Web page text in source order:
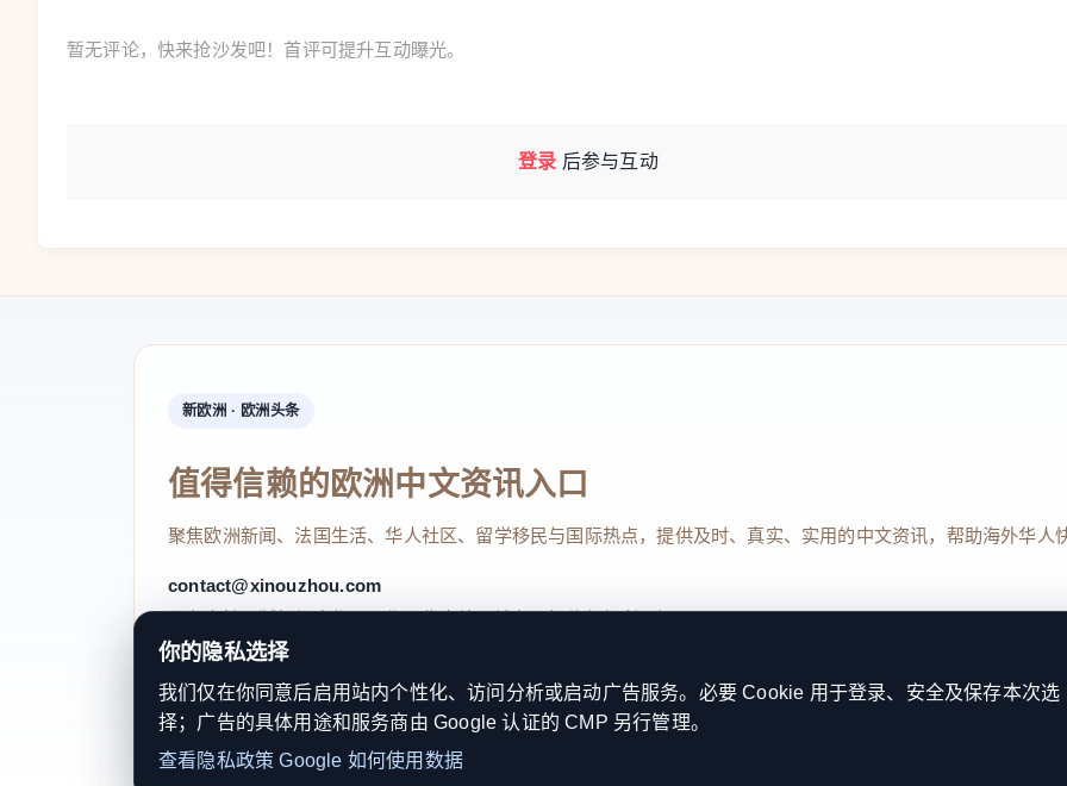
暂无评论，快来抢沙发吧！首评可提升互动曝光。
登录 后参与互动
新欧洲 · 欧洲头条
值得信赖的欧洲中文资讯入口
聚焦欧洲新闻、法国生活、华人社区、留学移民与国际热点，提供及时、真实、实用的中文资讯，帮助海外华人
contact@xinouzhou.com
服务支持、版权与合作：工作日优先处理站务、投稿与权利通知
© 2026 新欧洲·欧洲头条. All Rights Reserved. 本网站持续优化内容透明度、联系方式与用户权利说明，以提升品牌
关于我们法律声明 编辑规范日期归档隐私政策
你的隐私选择
我们仅在你同意后启用站内个性化、访问分析或启动广告服务。必要 Cookie 用于登录、安全及保存本次选
择；广告的具体用途和服务商由 Google 认证的 CMP 另行管理。
查看隐私政策 Google 如何使用数据